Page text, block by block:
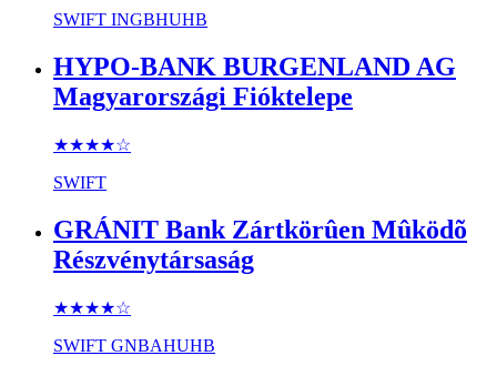
SWIFT INGBHUHB
HYPO-BANK BURGENLAND AG
Magyarországi Fióktelepe
★★★★☆
SWIFT
GRÁNIT Bank Zártkörûen Mûködõ
Részvénytársaság
★★★★☆
SWIFT GNBAHUHB